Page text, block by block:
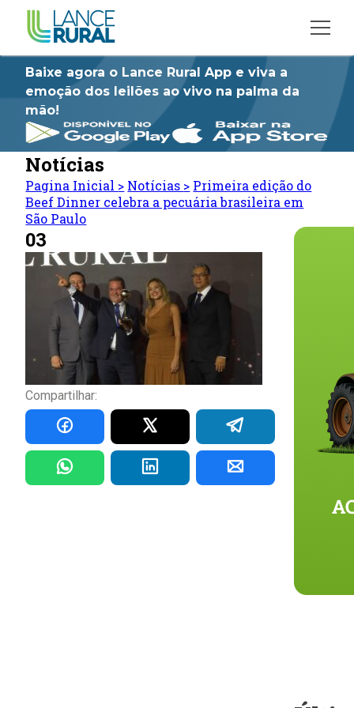
Baixe agora o Lance Rural App e viva a
emoção dos leilões ao vivo na palma da
mão!
Notícias
Pagina Inicial > Notícias > Primeira edição do
Beef Dinner celebra a pecuária brasileira em
São Paulo
03
Compartilhar: